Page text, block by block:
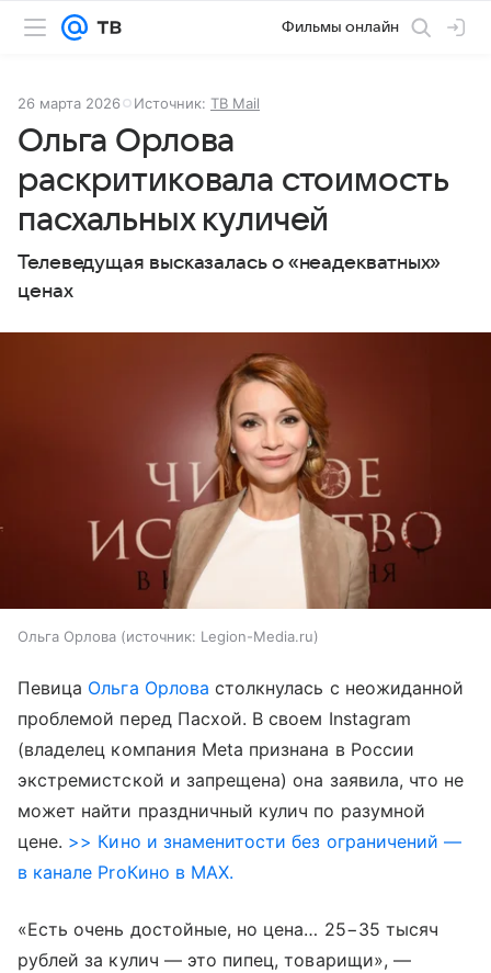
Фильмы онлайн
26 марта 2026 Источник: ТВ Mail
Ольга Орлова
раскритиковала стоимость
пасхальных куличей
Телеведущая высказалась о «неадекватных»
ценах
Ольга Орлова источник: Legion-Media.ru
Певица Ольга Орлова столкнулась с неожиданной
проблемой перед Пасхой. В своем Instagram
(владелец компания Meta признана в России
экстремистской и запрещена) она заявила, что не
может найти праздничный кулич по разумной
цене. >> Кино и знаменитости без ограничений —
в канале ProКино в MAX.
«Есть очень достойные, но цена… 25−35 тысяч
рублей за кулич — это пипец, товарищи», —